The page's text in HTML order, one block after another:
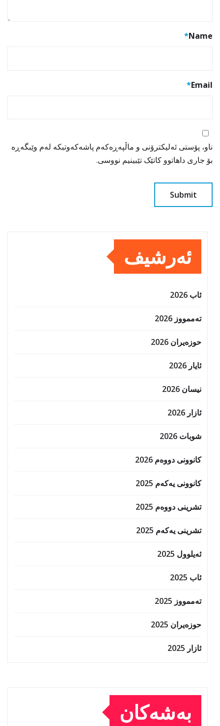
Name
*
Email
*
ناو، پۆستی ئەلیکترۆنی و ماڵپەڕەکەم پاشەکەوتبکە لەم وێبگەڕە
بۆ جاری داهاتوو کاتێک تێبینیم نووسی.
ئەرشیف
ئاب 2026
تەممووز 2026
حوزه‌یران 2026
ئایار 2026
نیسان 2026
ئازار 2026
شوبات 2026
کانوونی دووەم 2026
کانوونی یەکەم 2025
تشرینی دووەم 2025
تشرینی یەکەم 2025
ئەیلوول 2025
ئاب 2025
تەممووز 2025
حوزه‌یران 2025
ئازار 2025
بەشەکان